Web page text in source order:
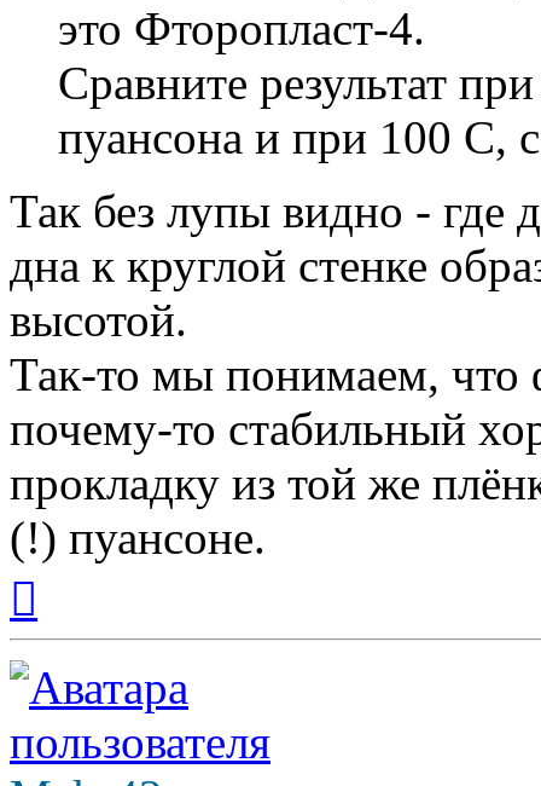
это Фторопласт-4.
Сравните результат
пуансона и при 100 С,
Так без лупы видно - где
дна к круглой стенке
высотой.
Так-то мы понимаем, что
почему-то стабильный
прокладку из той же
(!) пуансоне.
началу